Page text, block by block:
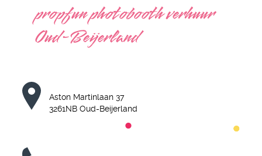
propfun photobooth verhuur
Oud-Beijerland
Aston Martinlaan 37
3261NB Oud-Beijerland